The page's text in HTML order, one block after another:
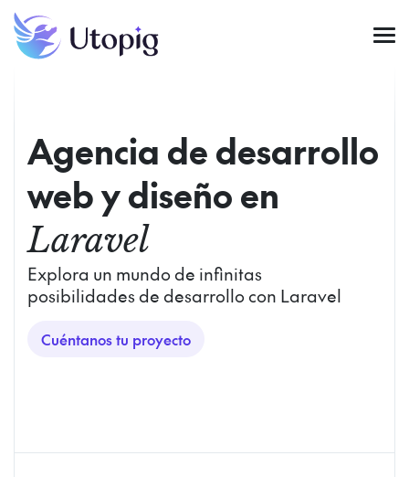
Agencia de desarrollo
web y diseño en
Laravel
Explora un mundo de infinitas
posibilidades de desarrollo con Laravel
Cuéntanos tu proyecto